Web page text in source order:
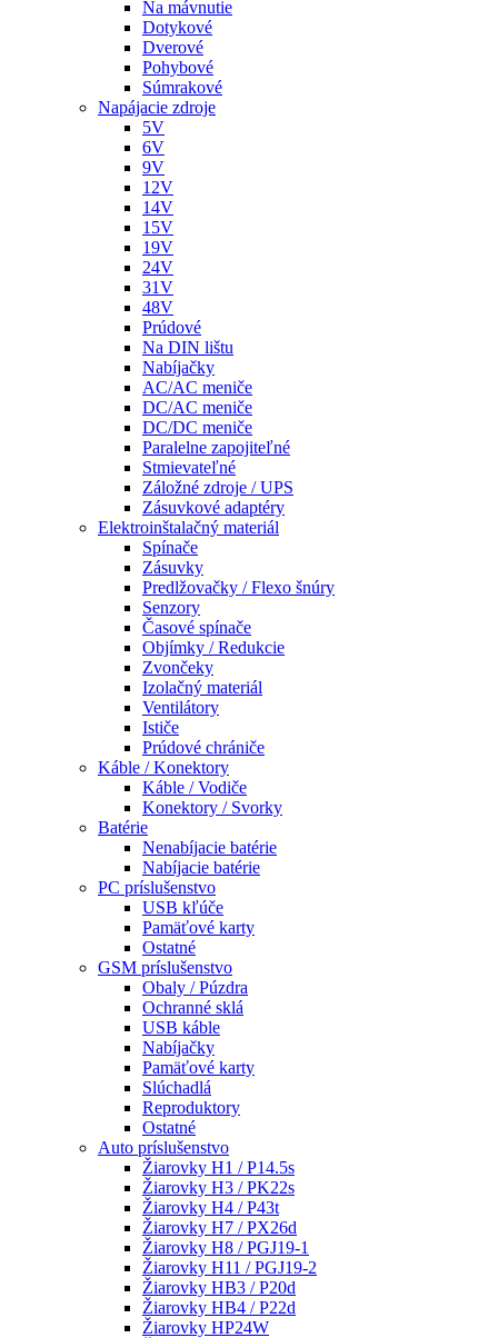
Na mávnutie
Dotykové
Dverové
Pohybové
Súmrakové
Napájacie zdroje
5V
6V
9V
12V
14V
15V
19V
24V
31V
48V
Prúdové
Na DIN lištu
Nabíjačky
AC/AC meniče
DC/AC meniče
DC/DC meniče
Paralelne zapojiteľné
Stmievateľné
Záložné zdroje / UPS
Zásuvkové adaptéry
Elektroinštalačný materiál
Spínače
Zásuvky
Predlžovačky / Flexo šnúry
Senzory
Časové spínače
Objímky / Redukcie
Zvončeky
Izolačný materiál
Ventilátory
Ističe
Prúdové chrániče
Káble / Konektory
Káble / Vodiče
Konektory / Svorky
Batérie
Nenabíjacie batérie
Nabíjacie batérie
PC príslušenstvo
USB kľúče
Pamäťové karty
Ostatné
GSM príslušenstvo
Obaly / Púzdra
Ochranné sklá
USB káble
Nabíjačky
Pamäťové karty
Slúchadlá
Reproduktory
Ostatné
Auto príslušenstvo
Žiarovky H1 / P14.5s
Žiarovky H3 / PK22s
Žiarovky H4 / P43t
Žiarovky H7 / PX26d
Žiarovky H8 / PGJ19-1
Žiarovky H11 / PGJ19-2
Žiarovky HB3 / P20d
Žiarovky HB4 / P22d
Žiarovky HP24W